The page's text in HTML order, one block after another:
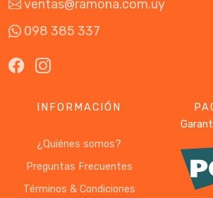
ventas@ramona.com.uy
098 385 337
INFORMACIÓN
¿Quiénes somos?
Preguntas Frecuentes
Términos & Condiciones